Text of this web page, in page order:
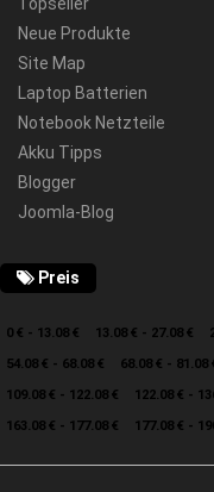
Neue Produkte
Site Map
Laptop Batterien
Notebook Netzteile
Akku Tipps
Blogger
Joomla-Blog
Preis
0 € - 13.08 € 13.08 € - 27.08 €
54.08 € - 68.08 €
68.08 € - 81.08
109.08 € - 122.08 €
122.08 € -
163.08 € - 177.08 €
177.08 € -